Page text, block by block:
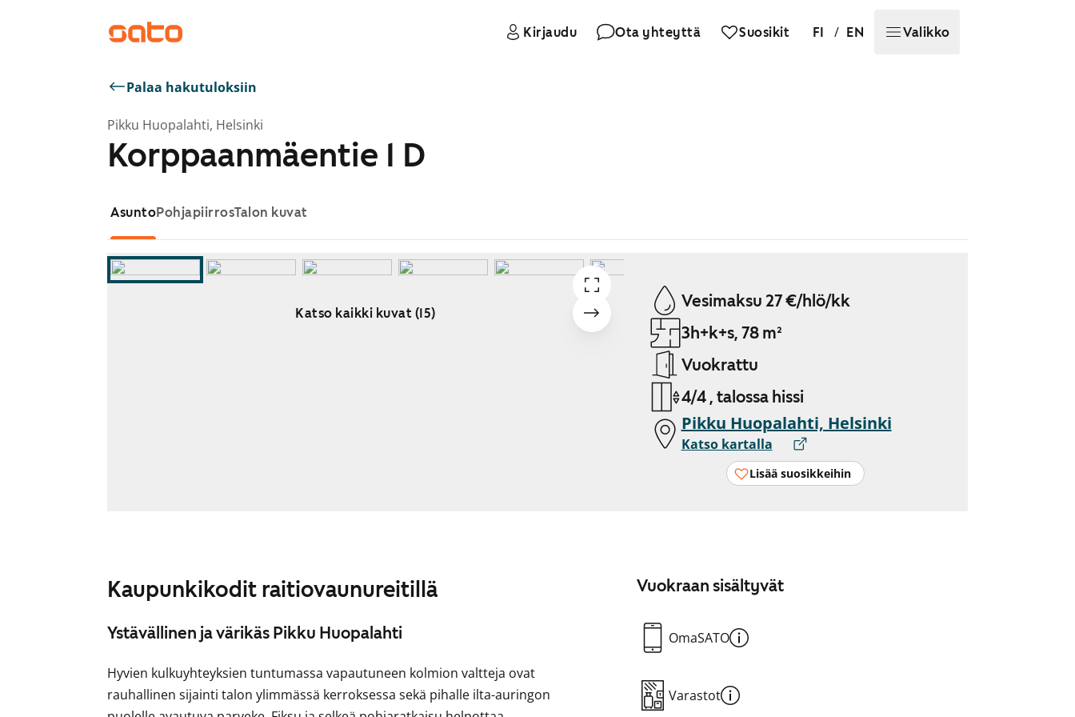
Kirjaudu Ota yhteyttä Suosikit FI / EN Valikko
Palaa hakutuloksiin
Pikku Huopalahti, Helsinki
Korppaanmäentie 1 D
AsuntoPohjapiirrosTalon kuvat
Katso kaikki kuvat (15)
Vesimaksu 27 €/hlö/kk
3h+k+s, 78 m²
Vuokrattu
4/4 , talossa hissi
Pikku Huopalahti, Helsinki
Katso kartalla
Lisää suosikkeihin
Kaupunkikodit raitiovaunureitillä
Ystävällinen ja värikäs Pikku Huopalahti
Hyvien kulkuyhteyksien tuntumassa vapautuneen kolmion valtteja ovat
rauhallinen sijainti talon ylimmässä kerroksessa sekä pihalle ilta-auringon
Vuokraan sisältyvät
OmaSATO
Varastot